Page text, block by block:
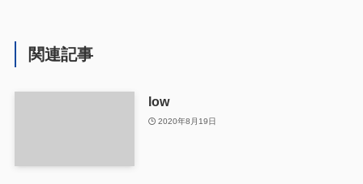
関連記事
low
2020年8月19日